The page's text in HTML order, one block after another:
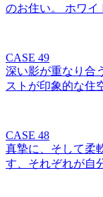
のお住い。 ホワ
CASE 49
深い影が重なり合
ストが印象的な住
CASE 48
真摯に、そして柔
す、それぞれが自